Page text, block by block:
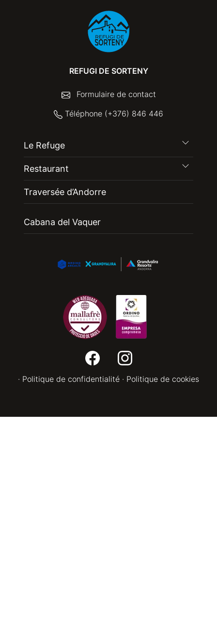
REFUGI DE SORTENY
Formulaire de contact
Téléphone (+376) 846 446
Le Refuge
Restaurant
Traversée d’Andorre
Cabana del Vaquer
· Politique de confidentialité · Politique de cookies